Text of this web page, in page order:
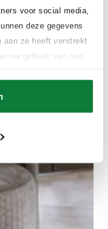
voor social media,
deze gegevens
aan ze heeft verstrekt
uw gebruik van hun